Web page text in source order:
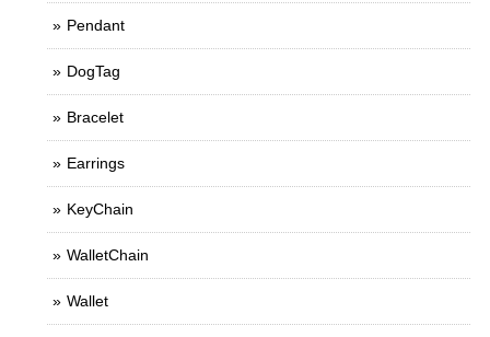
Pendant
DogTag
Bracelet
Earrings
KeyChain
WalletChain
Wallet